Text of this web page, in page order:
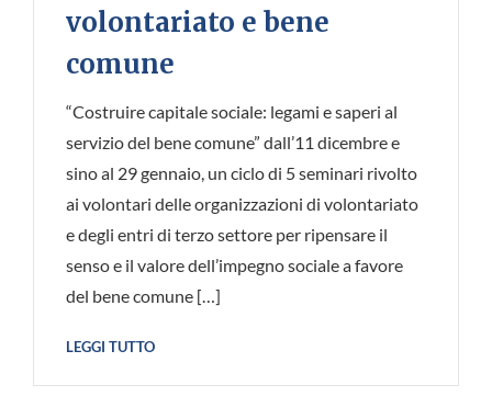
volontariato e bene
comune
“Costruire capitale sociale: legami e saperi al
servizio del bene comune” dall’11 dicembre e
sino al 29 gennaio, un ciclo di 5 seminari rivolto
ai volontari delle organizzazioni di volontariato
e degli entri di terzo settore per ripensare il
senso e il valore dell’impegno sociale a favore
del bene comune […]
LEGGI TUTTO